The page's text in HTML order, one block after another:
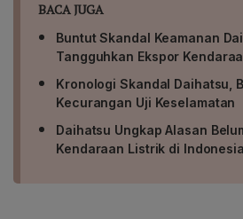
BACA JUGA
Buntut Skandal Keamanan
Tangguhkan Ekspor
Kronologi Skandal Daihatsu,
Kecurangan Uji Keselamatan
Daihatsu Ungkap Alasan
Kendaraan Listrik di Indonesia